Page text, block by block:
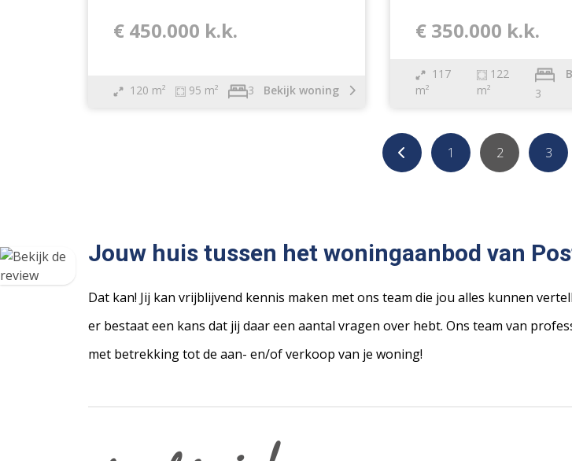
€ 450.000 k.k.
120 m² 95 m² 3 Bekijk woning
€ 350.000 k.k.
117
m²
122
m²
3
1 2 3
Jouw huis tussen het woningaanbod van
Dat kan! Jij kan vrijblijvend kennis maken met ons team die jou alles kunnen
er bestaat een kans dat jij daar een aantal vragen over hebt. Ons team van
met betrekking tot de aan- en/of verkoop van je woning!